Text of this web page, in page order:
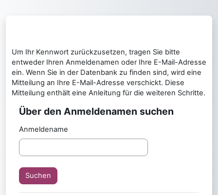
Um Ihr Kennwort zurückzusetzen, tragen Sie bitte
entweder Ihren Anmeldenamen oder Ihre E-Mail-Adresse
ein. Wenn Sie in der Datenbank zu finden sind, wird eine
Mitteilung an Ihre E-Mail-Adresse verschickt. Diese
Mitteilung enthält eine Anleitung für die weiteren Schritte.
Über den Anmeldenamen suchen
Über den Anmeldenamen suchen
Anmeldename